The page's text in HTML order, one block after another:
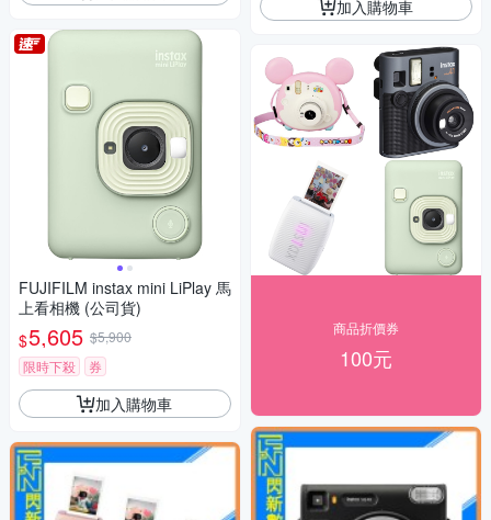
FUJIFILM instax mini LiPlay 馬
上看相機 (公司貨)
$5,605 $5,900
限時下殺
券
加入購物車
加入購物車
商品折價券
100元